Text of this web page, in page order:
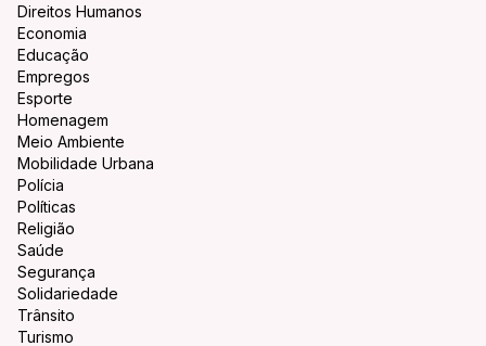
Direitos Humanos
Economia
Educação
Empregos
Esporte
Homenagem
Meio Ambiente
Mobilidade Urbana
Polícia
Políticas
Religião
Saúde
Segurança
Solidariedade
Trânsito
Turismo